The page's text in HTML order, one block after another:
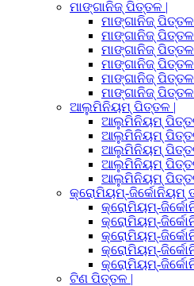
ମାଙ୍ଗାନିଜ୍ ପିତ୍ତଳ |
ମାଙ୍ଗାନିଜ୍ ପିତ୍ତଳ
ମାଙ୍ଗାନିଜ୍
ମାଙ୍ଗାନିଜ୍
ମାଙ୍ଗାନିଜ୍ ପିତ୍ତଳ
ମାଙ୍ଗାନିଜ୍ ପିତ୍ତଳ
ମାଙ୍ଗାନିଜ୍
ଆଲୁମିନିୟମ୍ ପିତ୍ତଳ |
ଆଲୁମିନିୟମ୍
ଆଲୁମିନିୟମ୍
ଆଲୁମିନିୟମ୍
ଆଲୁମିନିୟମ୍
ଆଲୁମିନିୟମ୍
କ୍ରୋମିୟମ୍-ଜିର୍କୋନିୟମ୍
କ୍ରୋମିୟମ୍-
କ୍ରୋମିୟମ୍-
କ୍ରୋମିୟମ୍-
କ୍ରୋମିୟମ୍-
କ୍ରୋମିୟମ୍-
ଟିଣ ପିତ୍ତଳ |